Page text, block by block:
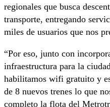
regionales que busca
transporte, entregando
miles de usuarios que nos
“Por eso, junto con
infraestructura para la
habilitamos wifi gratuito y
de 8 nuevos trenes lo que
completo la flota del